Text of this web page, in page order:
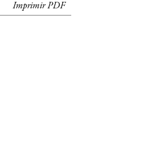
Imprimir PDF